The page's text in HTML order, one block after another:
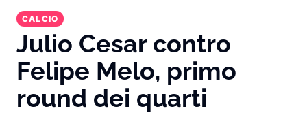
CALCIO
Julio Cesar contro
Felipe Melo, primo
round dei quarti